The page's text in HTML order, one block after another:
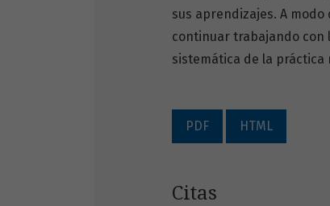
sus aprendizajes. A
continuar trabajando con
sistemática de la
PDF HTML
Citas